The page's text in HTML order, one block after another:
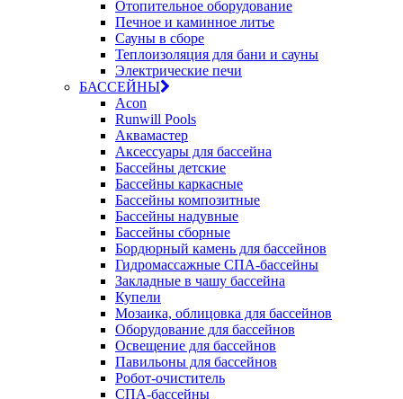
Отопительное оборудование
Печное и каминное литье
Сауны в сборе
Теплоизоляция для бани и сауны
Электрические печи
БАССЕЙНЫ
Acon
Runwill Pools
Аквамастер
Аксессуары для бассейна
Бассейны детские
Бассейны каркасные
Бассейны композитные
Бассейны надувные
Бассейны сборные
Бордюрный камень для бассейнов
Гидромассажные СПА-бассейны
Закладные в чашу бассейна
Купели
Мозаика, облицовка для бассейнов
Оборудование для бассейнов
Освещение для бассейнов
Павильоны для бассейнов
Робот-очиститель
СПА-бассейны